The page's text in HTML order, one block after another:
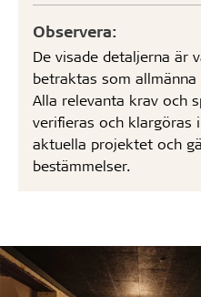
Observera:
De visade detaljerna är
betraktas som
Alla relevanta krav och
verifieras och klargöras
aktuella projektet och
bestämmelser.